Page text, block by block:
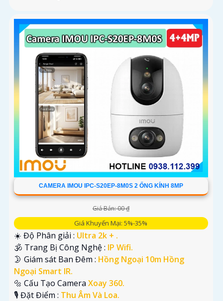
CAMERA IMOU IPC-S20EP-8M0S 2 ỐNG KÍNH 8MP
Giá Bán: 00 ₫
Giá Khuyến Mại: 5%-35%
☀️ Độ Phân giải : Ultra 2k + .
🕉️ Trang Bị Công Nghệ : IP Wifi.
🌛 Giám sát Ban Đêm : Hồng Ngoại 10m Hồng
Ngoại Smart IR.
🔩 Cấu Tạo Camera Xoay 360.
️🎙 Đặt Điểm : Thu Âm Và Loa.